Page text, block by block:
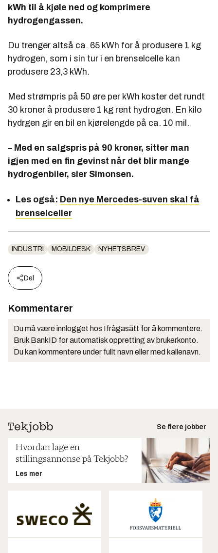
kWh til å kjøle ned og komprimere
hydrogengassen.
Du trenger altså ca. 65 kWh for å produsere 1 kg
hydrogen, som i sin tur i en brenselcelle kan
produsere 23,3 kWh.
Med strømpris på 50 øre per kWh koster det rundt
30 kroner å produsere 1 kg rent hydrogen. En kilo
hydrgen gir en bil en kjørelengde på ca. 10 mil.
– Med en salgspris på 90 kroner, sitter man
igjen med en fin gevinst når det blir mange
hydrogenbiler, sier Simonsen.
Les også: Den nye Mercedes-suven skal få
brenselceller
INDUSTRI MOBILDESK NYHETSBREV
Del
Kommentarer
Du må være innlogget hos Ifrågasätt for å kommentere.
Bruk BankID for automatisk oppretting av brukerkonto.
Du kan kommentere under fullt navn eller med kallenavn.
Se flere jobber
Hvordan lage en
stillingsannonse på Tekjobb?
Les mer